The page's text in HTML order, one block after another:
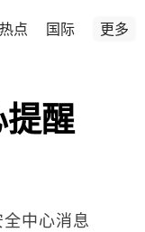
热点 国际 更多
醒
中心消息